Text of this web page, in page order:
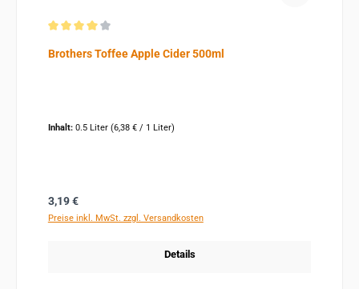
Brothers Toffee Apple Cider 500ml
Inhalt: 0.5 Liter (6,38 € / 1 Liter)
Regulärer Preis:
3,19 €
Preise inkl. MwSt. zzgl. Versandkosten
Details